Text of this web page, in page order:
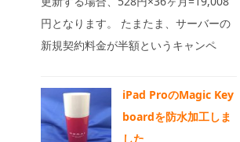
円となります。 たまたま、サーバーの
新規契約料金が半額というキャンペ
iPad ProのMagic Key
boardを防水加工しま
した